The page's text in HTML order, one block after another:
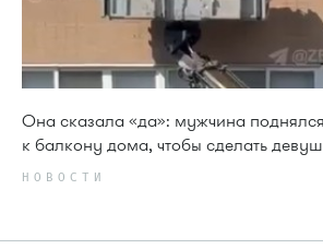
Она сказала «да»: мужчина
к балкону дома, чтобы сделать
НОВОСТИ